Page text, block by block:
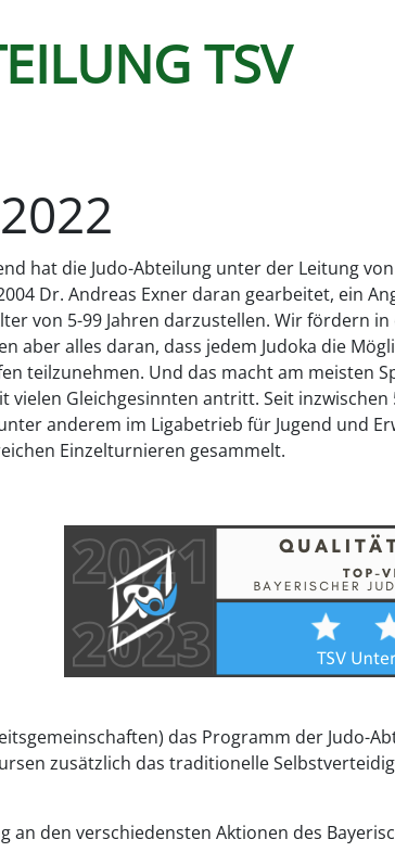
TSV
hat die Judo-Abteilung unter der Leitung
Dr. Andreas Exner daran gearbeitet, ein
von 5-99 Jahren darzustellen. Wir fördern
aber alles daran, dass jedem Judoka die
teilzunehmen. Und das macht am meisten
vielen Gleichgesinnten antritt. Seit inzwischen
anderem im Ligabetrieb für Jugend und
Einzelturnieren gesammelt.
das Programm der Judo-
zusätzlich das traditionelle
den verschiedensten Aktionen des